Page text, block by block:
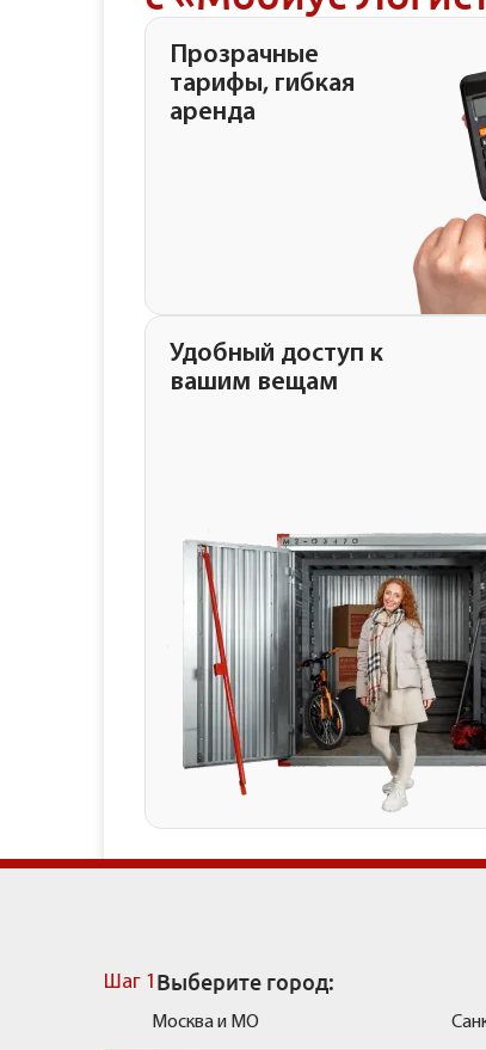
Прозрачные
тарифы, гибкая
аренда
Удобный доступ к
вашим вещам
Шаг 1 Выберите город:
Москва и МО